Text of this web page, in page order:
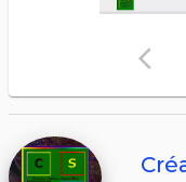
arrow_back_ios